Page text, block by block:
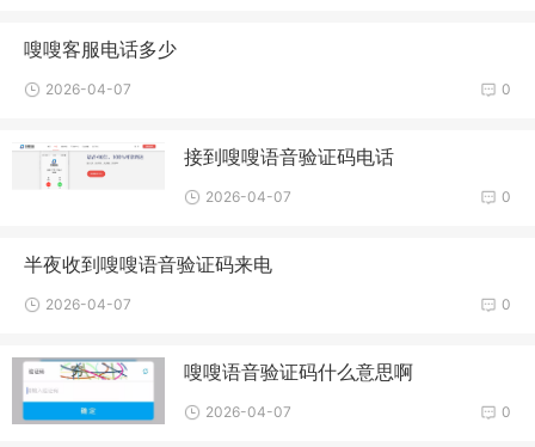
嗖嗖客服电话多少
0
2026-04-07
接到嗖嗖语音验证码电话
0
2026-04-07
半夜收到嗖嗖语音验证码来电
0
2026-04-07
嗖嗖语音验证码什么意思啊
0
2026-04-07